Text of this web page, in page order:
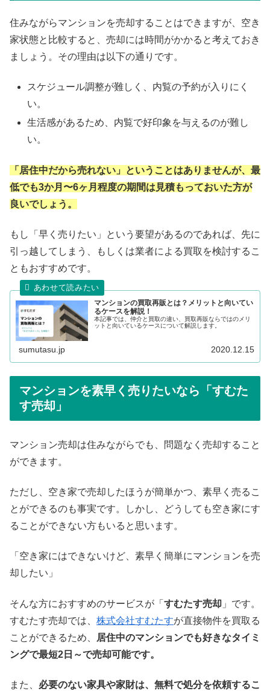
住みながらマンションを売却することはできますが、空き
家状態と比較すると、売却には時間がかかると考えておき
ましょう。その理由は以下の通りです。
スケジュール調整が難しく、内覧の予約が入りにく
い。
生活感があるため、内覧で好印象を与えるのが難し
い。
「居住中だから売れない」ということはありませんが、最
低でも3か月〜6ヶ月程度の期間は見積もっておいた方が
良いでしょう。
もし「早く売りたい」という要望があるのであれば、先に
引っ越してしまう、もしくは業者による買取を検討するこ
ともおすすめです。
マンションの買取再販とは？メリットと向いてい
るケースを解説！
本記事では、仲介と買取の違い、買取再販ならではのメリ
ットと向いているケースについて解説します。
sumutasu.jp 2020.12.15
マンションを素早く売りたいなら「すむた
す売却」
マンション売却は住みながらでも、問題なく売却すること
ができます。
ただし、空き家で売却したほうが簡単かつ、素早く売るこ
とができるのも事実です。しかし、どうしても空き家にす
ることができない方もいると思います。
「空き家にはできないけど、素早く簡単にマンションを売
却したい」
そんな方におすすめのサービスが「 すむたす売却 」です。
すむたす売却では、 株式会社すむたすが直接物件を買取る
ことができるため、
居住中のマンションでも好きなタイミ
ングで最短2日～で売却可能です。
また、 必要のない家具や家財は、無料で処分を依頼するこ